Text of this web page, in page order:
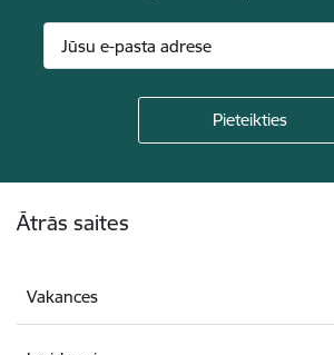
Ātrās saites
Vakances